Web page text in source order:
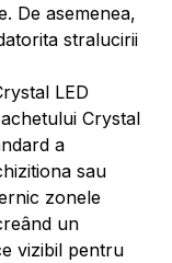
De asemenea,
stralucirii
LED
Crystal
a
sau
zonele
un
vizibil pentru